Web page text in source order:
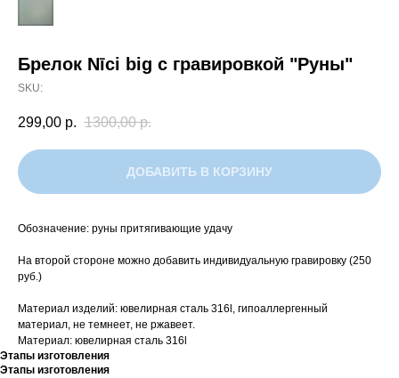
Брелок Nīci big с гравировкой "Руны"
SKU:
299,00 р. 1300,00 р.
ДОБАВИТЬ В КОРЗИНУ
Обозначение: руны притягивающие удачу
На второй стороне можно добавить индивидуальную гравировку (250
руб.)
Материал изделий: ювелирная сталь 316l, гипоаллергенный
материал, не темнеет, не ржавеет.
Материал: ювелирная сталь 316l
Этапы изготовления
Этапы изготовления